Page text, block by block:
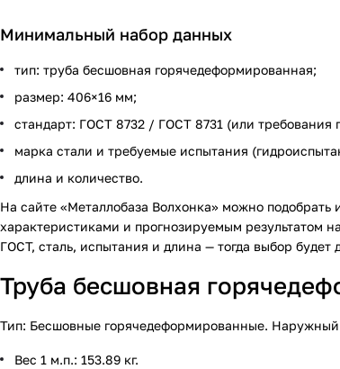
Минимальный набор данных
тип: труба бесшовная горячедеформированная;
размер: 406×16 мм;
стандарт: ГОСТ 8732 / ГОСТ 8731 (или требования
марка стали и требуемые испытания
длина и количество.
На сайте «Металлобаза Волхонка» можно
характеристиками и прогнозируемым результатом
ГОСТ, сталь, испытания и длина — тогда выбор будет
Труба бесшовная
Тип: Бесшовные горячедеформированные.
Вес 1 м.п.: 153.89 кг.